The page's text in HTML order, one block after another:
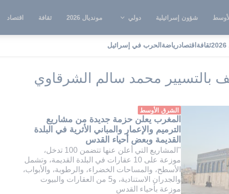
شؤون إسرائيلية دولي مونديال 2026 ثقافة اقتصاد
ثقافة اقتصادرياضة الحرب في إسرائيل
الوكالة المدير المكلف بالتسيير محمد سالم الشرقاوي
بالتسيير محمد سالم الشرقاوي
الشرق الأوسط
المغرب يعلن حزمة جديدة من مشاريع
الترميم والإعمار والمباني الأثرية في البلدة
القديمة وبعض أحياء القدس
"المشاريع التي أعلن عنها تتضمن 100 تدخل،
موزعة على 10 عقارات في البلدة القديمة، وتشمل
الأسطح، والمساحات الخضراء، والرطوبة، والأبواب،
والجدران الاستنادية، و5 من العقارات والبيوت
موزعة بأحياء القدس